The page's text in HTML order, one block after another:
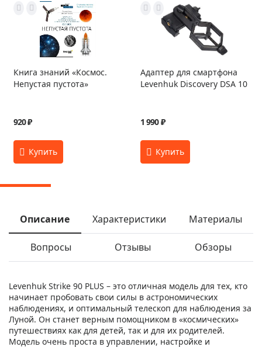
Книга знаний «Космос.
Непустая пустота»
920 ₽
Адаптер для смартфона
Levenhuk Discovery DSA 10
1 990 ₽
Описание Характеристики Материалы
Вопросы Отзывы Обзоры
Levenhuk Strike 90 PLUS – это отличная модель для тех, кто
начинает пробовать свои силы в астрономических
наблюдениях, и оптимальный телескоп для наблюдения за
Луной. Он станет верным помощником в «космических»
путешествиях как для детей, так и для их родителей.
Модель очень проста в управлении, настройке и